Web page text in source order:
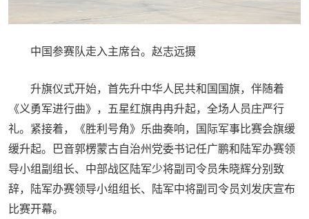
中国参赛队走入主席台。赵志远摄
升旗仪式开始，首先升中华人民共和国国旗，伴随着
《义勇军进行曲》，五星红旗冉冉升起，全场人员庄严行
礼。紧接着，《胜利号角》乐曲奏响，国际军事比赛会旗缓
缓升起。巴音郭楞蒙古自治州党委书记任广鹏和陆军办赛领
导小组副组长、中部战区陆军少将副司令员朱晓辉分别致
辞，陆军办赛领导小组组长、陆军中将副司令员刘发庆宣布
比赛开幕。